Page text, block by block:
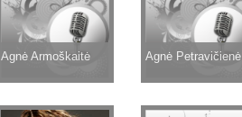
Agnė Armoškaitė Agnė Petravičienė